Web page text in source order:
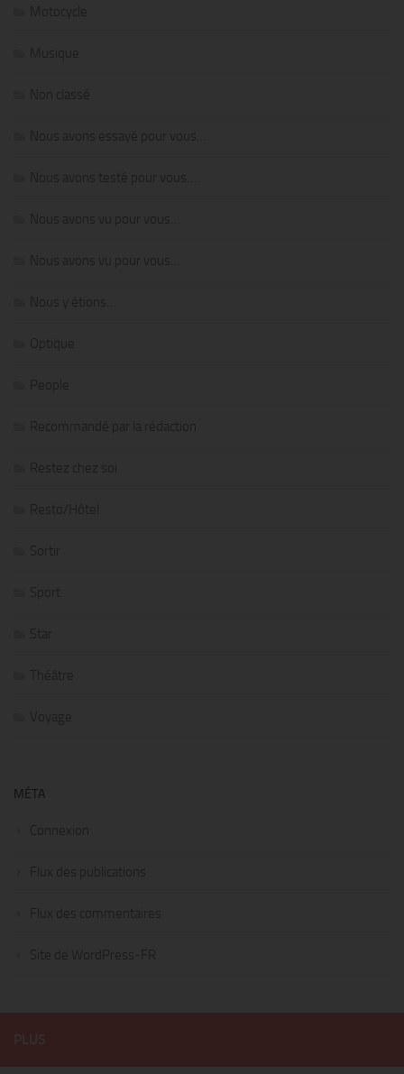
Motocycle
Musique
Non classé
Nous avons essayé pour vous…
Nous avons testé pour vous…
Nous avons vu pour vous…
Nous avons vu pour vous…
Nous y étions…
Optique
People
Recommandé par la rédaction
Restez chez soi
Resto/Hôtel
Sortir
Sport
Star
Théâtre
Voyage
MÉTA
Connexion
Flux des publications
Flux des commentaires
Site de WordPress-FR